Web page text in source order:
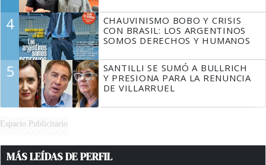
4
CHAUVINISMO BOBO Y CRISIS
CON BRASIL: LOS ARGENTINOS
SOMOS DERECHOS Y HUMANOS
5
SANTILLI SE SUMÓ A BULLRICH
Y PRESIONA PARA LA RENUNCIA
DE VILLARRUEL
Espacio Publicitario
MÁS LEÍDAS DE PERFIL